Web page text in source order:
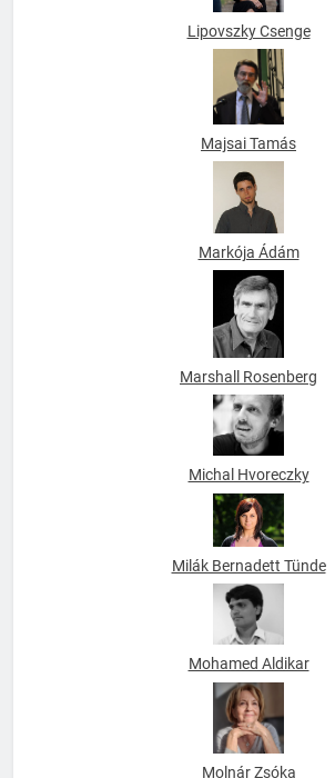
Lipovszky Csenge
Majsai Tamás
Markója Ádám
Marshall Rosenberg
Michal Hvoreczky
Milák Bernadett Tünde
Mohamed Aldikar